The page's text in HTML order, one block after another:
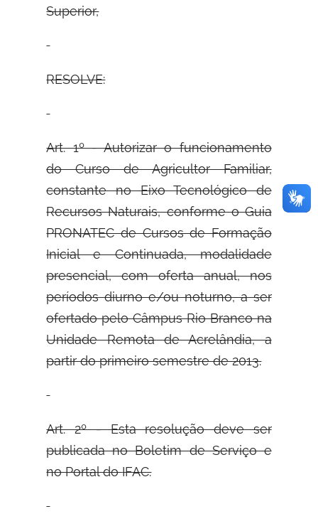
Superior,
RESOLVE:
Art. 1º - Autorizar o funcionamento
do Curso de Agricultor Familiar,
constante no Eixo Tecnológico de
Recursos Naturais, conforme o Guia
PRONATEC de Cursos de Formação
Inicial e Continuada, modalidade
presencial, com oferta anual, nos
períodos diurno e/ou noturno, a ser
ofertado pelo Câmpus Rio Branco na
Unidade Remota de Acrelândia, a
partir do primeiro semestre de 2013.
Art. 2º - Esta resolução deve ser
publicada no Boletim de Serviço e
no Portal doIFAC.